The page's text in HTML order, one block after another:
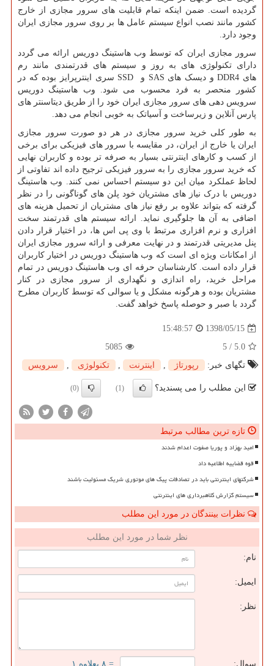
گردیده است. ضمن اینکه تمام قابلیت های سرور مجازی از خارج
کشور مانند نصب انواع سیستم عامل ها بر روی سرور مجازی ایران
وجود دارد.
سرور مجازی ایران که توسط وب هاستینگ دوریس ارائه می گردد
دارای تکنولوژی های به روز و سیستم های قدرتمندی مانند رم
های DDR4 و دیسک های SAS و SSD سری اینترپرایز بوده که در
کشور منحصر به فرد محسوب می شود. وب هاستینگ دوریس
سرویس دهی های سرور مجازی ایران خود را از طریق دیتاسنتر های
پارس آنلاین و زیرساخت و آسیاتک به خوبی انجام می دهد.
به طور کلی خرید سرور مجازی در هر دو صورت سرور مجازی
ایران یا خارج از ایران، در مقایسه با سرور های فیزیکی برای برخی
از کسب و کارهای اینترنتی بسیار به صرفه تر بوده و کاربران نهایی
که خرید سرور مجازی را به سرور فیزیکی ترجیح داده اند تفاوتی از
لحاظ عملکرد میان این دو سیستم احساس نمی کنند. وب هاستینگ
دوریس با درک نیاز های مشتریان خود پلن های گوناگونی را در نظر
گرفته که بتواند علاوه بر رفع نیاز های مشتریان از تحمیل هزینه های
اضافی به آن ها جلوگیری نماید. ارائه سیستم های قدرتمند سخت
افزاری و نرم افزاری مرتبط با وی پی اس ها، در اختیار قرار دادن
پنل مدیریتی قدرتمند و در نهایت معرفی و ارائه سرور مجازی ایران
از امکانات ویژه ای است که وب هاستینگ دوریس در اختیار کاربران
قرار داده است. کارشناسان حرفه ای وب هاستینگ دوریس در تمام
مراحل خرید، راه اندازی و نگهداری از سرور مجازی در کنار
مشتریان بوده و هرگونه مشکل و یا سوالی که توسط کاربران مطرح
گردد با صبر و حوصله پاسخ خواهد گفت.
1398/05/15
15:48:57
5.0
/
5
5085
تگهای خبر:
رپورتاژ , اینترنت , تكنولوژی , سرویس
این مطلب را می پسندید؟ (1)
(0)
تازه ترین مطالب مرتبط
امید بهزاد و پوریا صفوت اعدام شدند
قوه قضاییه اطلاعیه داد
شرکتهای اینترنتی باید در تصادفات پیک های موتوری شریک مسئولیت باشند
سیستم گزارش کلاهبرداری های اینترنتی
نظرات بینندگان در مورد این مطلب
نظر شما در مورد این مطلب
نام:
ایمیل:
نظر:
سوال: = ۸ بعلاوه ۱